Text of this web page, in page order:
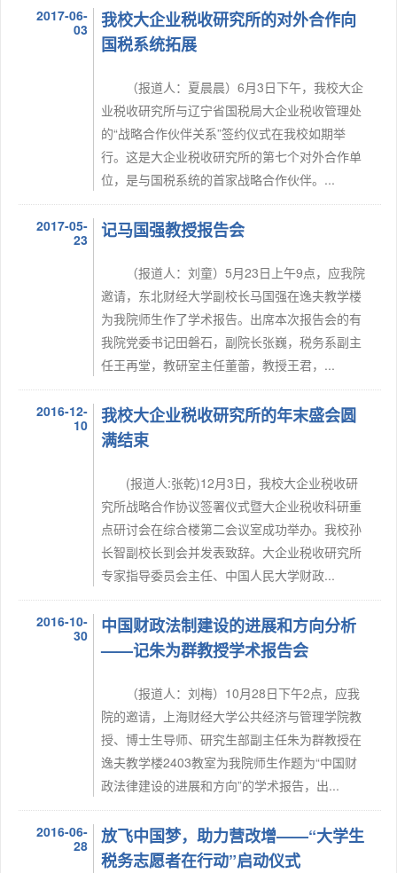
2017-06-
03
我校大企业税收研究所的对外合作向
国税系统拓展
（报道人：夏晨晨）6月3日下午，我校大企
业税收研究所与辽宁省国税局大企业税收管理处
的“战略合作伙伴关系”签约仪式在我校如期举
行。这是大企业税收研究所的第七个对外合作单
位，是与国税系统的首家战略合作伙伴。...
2017-05-
23
记马国强教授报告会
（报道人：刘童）5月23日上午9点，应我院
邀请，东北财经大学副校长马国强在逸夫教学楼
为我院师生作了学术报告。出席本次报告会的有
我院党委书记田磐石，副院长张巍，税务系副主
任王再堂，教研室主任董蕾，教授王君，...
2016-12-
10
我校大企业税收研究所的年末盛会圆
满结束
(报道人:张乾)12月3日，我校大企业税收研
究所战略合作协议签署仪式暨大企业税收科研重
点研讨会在综合楼第二会议室成功举办。我校孙
长智副校长到会并发表致辞。大企业税收研究所
专家指导委员会主任、中国人民大学财政...
2016-10-
30
中国财政法制建设的进展和方向分析
——记朱为群教授学术报告会
（报道人：刘梅）10月28日下午2点，应我
院的邀请，上海财经大学公共经济与管理学院教
授、博士生导师、研究生部副主任朱为群教授在
逸夫教学楼2403教室为我院师生作题为“中国财
政法律建设的进展和方向”的学术报告，出...
2016-06-
28
放飞中国梦，助力营改增——“大学生
税务志愿者在行动”启动仪式